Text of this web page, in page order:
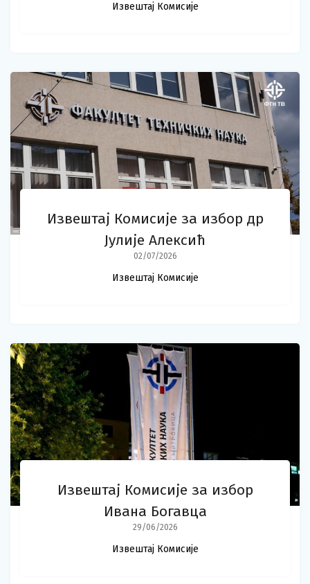
Извештај Комисије
Извештај Комисије за избор др
Јулије Алексић
02/07/2026
Извештај Комисије
Извештај Комисије за избор
Ивана Богавца
29/06/2026
Извештај Комисије